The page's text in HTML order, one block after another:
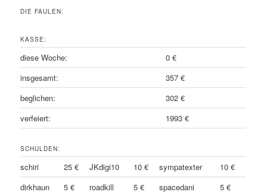
DIE FAULEN:
KASSE:
diese Woche:
0 €
insgesamt:
357 €
beglichen:
302 €
verfeiert:
1993 €
SCHULDEN:
schiri 25 € JKdigi10 10 € sympatexter
10 €
dirkhaun
5 € roadkill 5 € spacedani
5 €